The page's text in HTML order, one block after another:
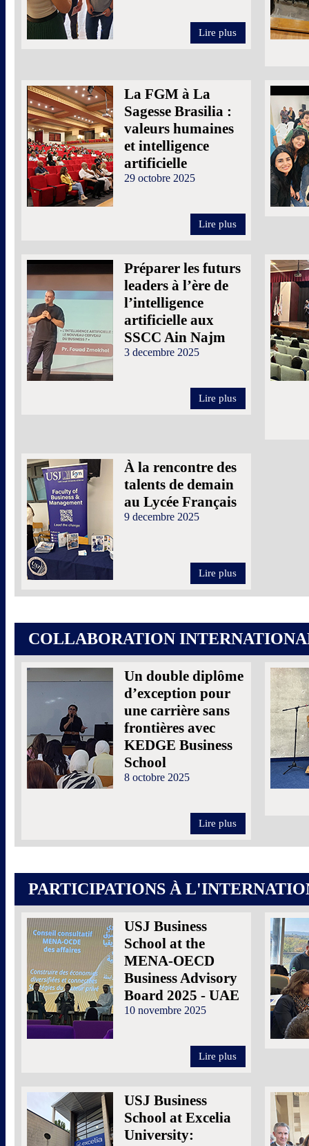
Lire plus
La FGM à La
Sagesse Brasilia :
valeurs humaines
et intelligence
artificielle
29 octobre 2025
Lire plus
Préparer les futurs
leaders à l’ère de
l’intelligence
artificielle aux
SSCC Ain Najm
3 decembre 2025
Lire plus
À la rencontre des
talents de demain
au Lycée Français
9 decembre 2025
Lire plus
COLLABORATION
Un double diplôme
d’exception pour
une carrière sans
frontières avec
KEDGE Business
School
8 octobre 2025
Lire plus
PARTICIPATIONS À
USJ Business
School at the
MENA-OECD
Business Advisory
Board 2025 - UAE
10 novembre 2025
Lire plus
USJ Business
School at Excelia
University: